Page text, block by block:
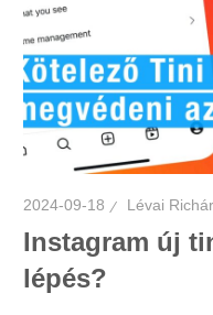
2024-09-18 Lévai
Instagram új
lépés?